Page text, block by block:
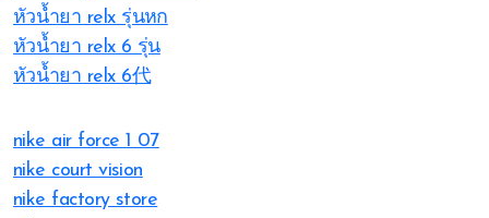
หัวน้ำยา relx รุ่นหก
หัวน้ำยา relx 6 รุ่น
หัวน้ำยา relx 6代
nike air force 1 07
nike court vision
nike factory store